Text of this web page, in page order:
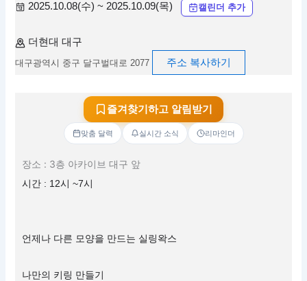
2025.10.08(수) ~ 2025.10.09(목) 캘린더 추가
더현대 대구
대구광역시 중구 달구벌대로 2077 주소 복사하기
즐겨찾기하고 알림받기
맞춤 달력 실시간 소식 리마인더
장소 : 3층 아카이브 대구 앞
시간 : 12시 ~7시
언제나 다른 모양을 만드는 실링왁스
나만의 키링 만들기